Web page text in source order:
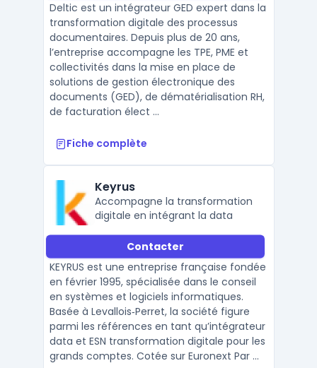
Deltic est un intégrateur GED expert dans la
transformation digitale des processus
documentaires. Depuis plus de 20 ans,
l’entreprise accompagne les TPE, PME et
collectivités dans la mise en place de
solutions de gestion électronique des
documents (GED), de dématérialisation RH,
de facturation élect ...
Fiche complète
Keyrus
Accompagne la transformation
digitale en intégrant la data
Contacter
KEYRUS est une entreprise française fondée
en février 1995, spécialisée dans le conseil
en systèmes et logiciels informatiques.
Basée à Levallois‑Perret, la société figure
parmi les références en tant qu’intégrateur
data et ESN transformation digitale pour les
grands comptes. Cotée sur Euronext Par ...